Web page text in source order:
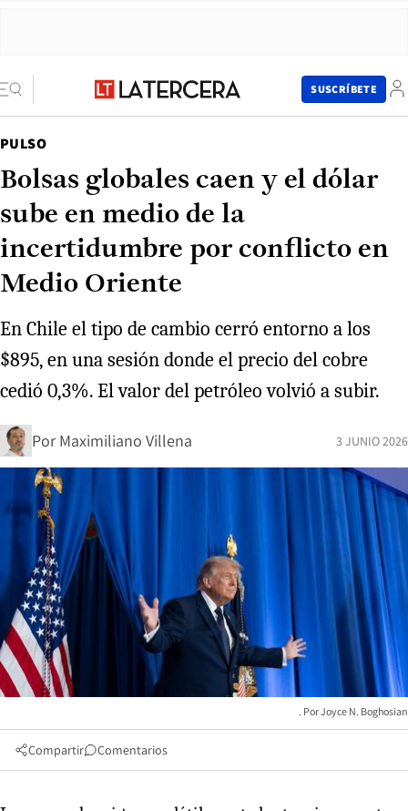
SUSCRÍBETE
PULSO
Bolsas globales caen y el dólar
sube en medio de la
incertidumbre por conflicto en
Medio Oriente
En Chile el tipo de cambio cerró entorno a los
$895, en una sesión donde el precio del cobre
cedió 0,3%. El valor del petróleo volvió a subir.
Por Maximiliano Villena 3 JUNIO 2026
Joyce N. Boghosian
Compartir Comentarios